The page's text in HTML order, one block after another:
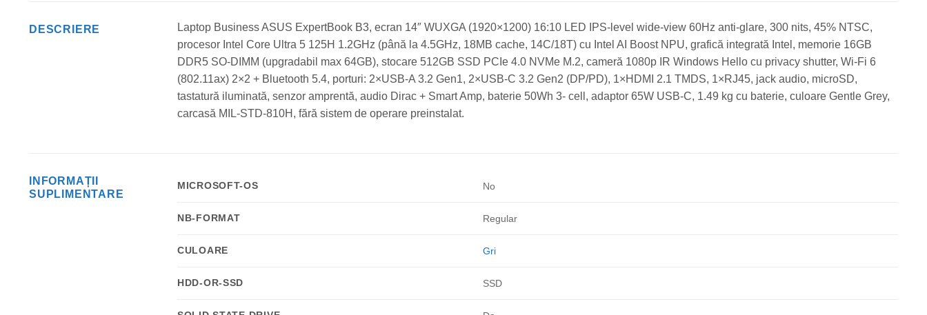
DESCRIERE
Laptop Business ASUS ExpertBook B3, ecran 14″ WUXGA (1920×1200) 16:10 LED IPS-level wide-view 60Hz anti-glare, 300 nits, 45% NTSC,
procesor Intel Core Ultra 5 125H 1.2GHz (până la 4.5GHz, 18MB cache, 14C/18T) cu Intel AI Boost NPU, grafică integrată Intel, memorie 16GB
DDR5 SO-DIMM (upgradabil max 64GB), stocare 512GB SSD PCIe 4.0 NVMe M.2, cameră 1080p IR Windows Hello cu privacy shutter, Wi-Fi 6
(802.11ax) 2×2 + Bluetooth 5.4, porturi: 2×USB-A 3.2 Gen1, 2×USB-C 3.2 Gen2 (DP/PD), 1×HDMI 2.1 TMDS, 1×RJ45, jack audio, microSD,
tastatură iluminată, senzor amprentă, audio Dirac + Smart Amp, baterie 50Wh 3- cell, adaptor 65W USB-C, 1.49 kg cu baterie, culoare Gentle Grey,
carcasă MIL-STD-810H, fără sistem de operare preinstalat.
INFORMAȚII
SUPLIMENTARE
MICROSOFT-OS No
NB-FORMAT Regular
CULOARE Gri
HDD-OR-SSD SSD